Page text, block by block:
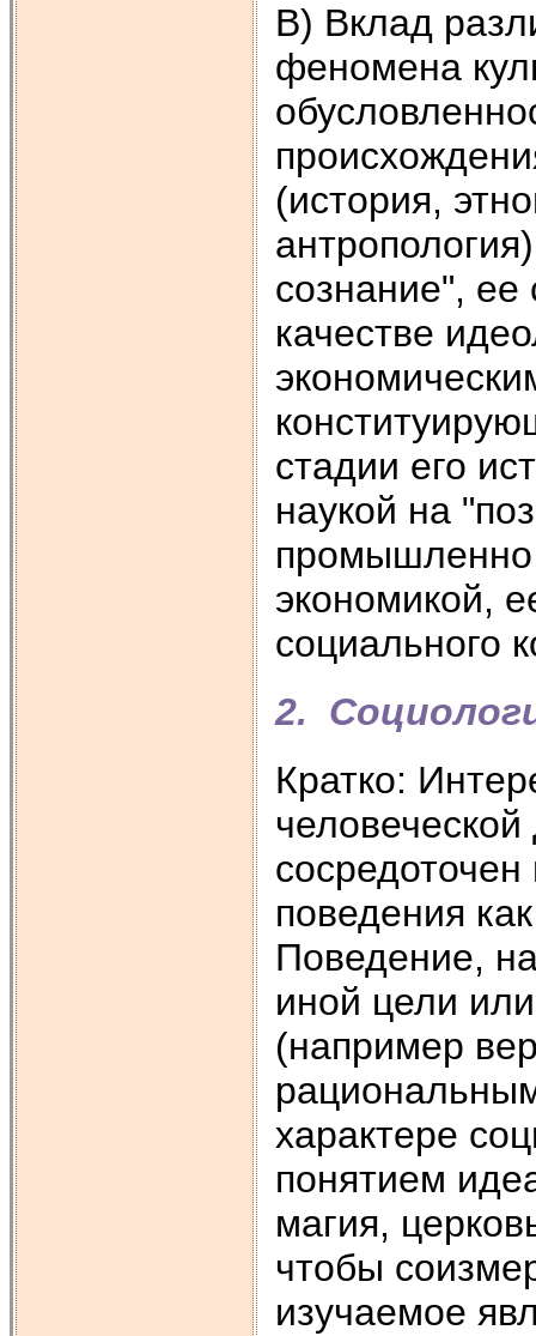
В) Вклад
феномена
(история,
сознание",
качестве
стадии его
наукой на
промышленно
экономикой,
социального
2.
Кратко:
поведения
Поведение,
иной цели
(например
характере
понятием
магия,
чтобы
изучаемое